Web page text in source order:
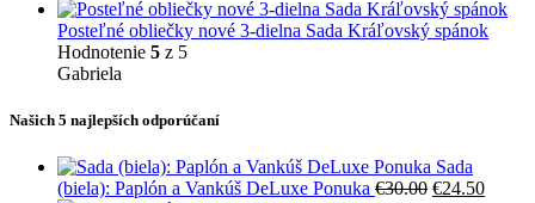
Posteľné obliečky nové 3-dielna Sada Kráľovský spánok
Hodnotenie 5 z 5
Gabriela
Našich 5 najlepších odporúčaní
Sada
(biela): Paplón a Vankúš DeLuxe Ponuka €30.00 Pôvodná
€24.50